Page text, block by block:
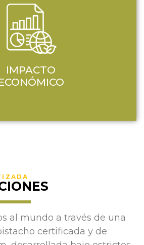
IMPACTO
al mundo a través de una
certificada y de